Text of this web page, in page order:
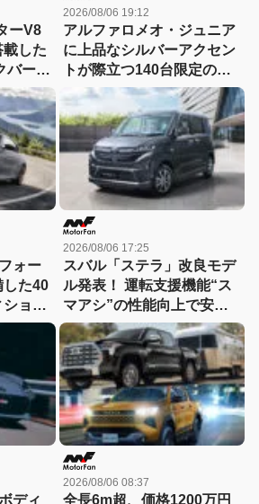
ーV8
載した
バー
画】
2026/08/06 19:12
アルファロメオ・ジュニア
に上品なシルバーアクセン
トが際立つ140台限定の
「スポルト スペチアーレ」
が登場！
ォー
した40
ョ
！
2026/08/06 17:25
スバル「ステラ」改良モデ
ル発表！ 運転支援機能“ス
マアシ”の性能向上で安心
感さらにアップ
ディ
2026/08/06 08:37
全長6m超、価格1200万円